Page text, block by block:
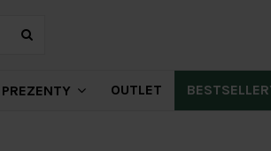
PREZENTY OUTLET